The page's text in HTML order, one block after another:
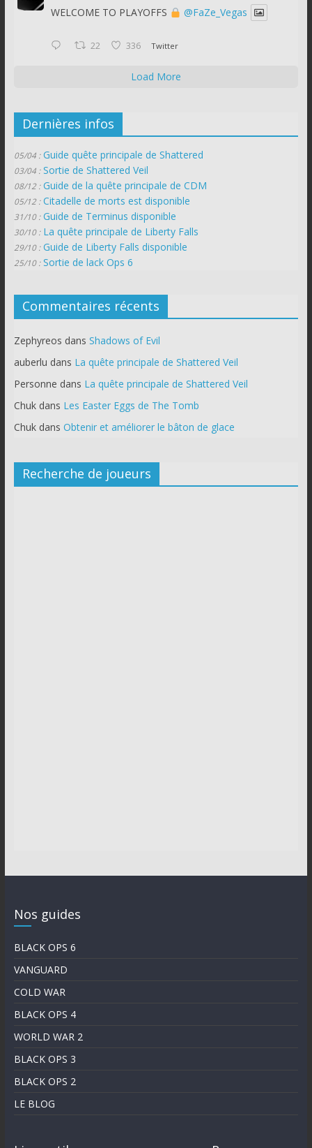
WELCOME TO PLAYOFFS @FaZe_Vegas
22 336 Twitter
Load More
Dernières infos
05/04 : Guide quête principale de Shattered
03/04 : Sortie de Shattered Veil
08/12 : Guide de la quête principale de CDM
05/12 : Citadelle de morts est disponible
31/10 : Guide de Terminus disponible
30/10 : La quête principale de Liberty Falls
29/10 : Guide de Liberty Falls disponible
25/10 : Sortie de lack Ops 6
Commentaires récents
Zephyreos dans Shadows of Evil
auberlu dans La quête principale de Shattered Veil
Personne dans La quête principale de Shattered Veil
Chukdans Les Easter Eggs de The Tomb
Chukdans Obtenir et améliorer le bâton de glace
Recherche de joueurs
Nos guides
BLACK OPS 6
VANGUARD
COLD WAR
BLACK OPS 4
WORLD WAR 2
BLACK OPS 3
BLACK OPS 2
LE BLOG